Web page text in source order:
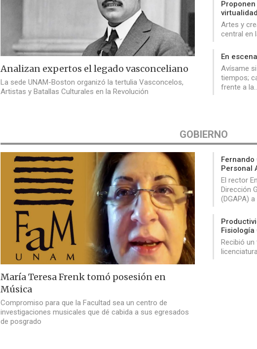
Analizan expertos el legado vasconceliano
La sede UNAM-Boston organizó la tertulia Vasconcelos,
Artistas y Batallas Culturales en la Revolución
virtualidad
Artes y
central en
En
Avísame
tiempos;
frente a
GOBIERNO
María Teresa Frenk tomó posesión en
Música
Compromiso para que la Facultad sea un centro de
investigaciones musicales que dé cabida a sus egresados
de posgrado
Personal
El rector
Dirección
(DGAPA)
Fisiología
Recibió